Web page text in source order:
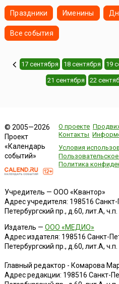
Праздники Именины
Все события
17 сентября 18 сентября 19
21 сентября 22
© 2005—2026
Проект
«Календарь
событий»
О проекте
Контакты
Условия
Политика
Учредитель — ООО «Квантор»
Адрес учредителя: 198516 Санкт-
Петербургский пр., д.60, лит.А,
Издатель — ООО «МЕДИО»
Адрес издателя: 198516 Санкт-
Петербургский пр., д.60, лит.А,
Главный редактор - Комарова
Адрес редакции: 198516 Санкт-